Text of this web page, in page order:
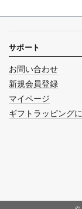
サポート
お問い合わせ
新規会員登録
マイページ
ギフトラッピング